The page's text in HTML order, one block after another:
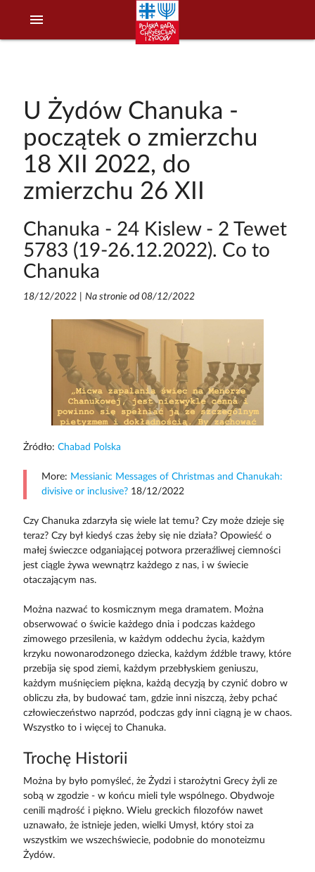
menu
U Żydów Chanuka -
początek o zmierzchu
18 XII 2022, do
zmierzchu 26 XII
Chanuka - 24 Kislew - 2 Tewet
5783 (19-26.12.2022). Co to
Chanuka
18/12/2022| Na stronie od 08/12/2022
Żródło: Chabad Polska
More: Messianic Messages of Christmas and Chanukah:
divisive or inclusive?18/12/2022
Czy Chanuka zdarzyła się wiele lat temu? Czy może dzieje się
teraz? Czy był kiedyś czas żeby się nie działa? Opowieść o
małej świeczce odganiającej potwora przeraźliwej ciemności
jest ciągle żywa wewnątrz każdego z nas, i w świecie
otaczającym nas.
Można nazwać to kosmicznym mega dramatem. Można
obserwować o świcie każdego dnia i podczas każdego
zimowego przesilenia, w każdym oddechu życia, każdym
krzyku nowonarodzonego dziecka, każdym źdźble trawy, które
przebija się spod ziemi, każdym przebłyskiem geniuszu,
każdym muśnięciem piękna, każdą decyzją by czynić dobro w
obliczu zła, by budować tam, gdzie inni niszczą, żeby pchać
człowieczeństwo naprzód, podczas gdy inni ciągną je w chaos.
Wszystko to i więcej to Chanuka.
Trochę Historii
Można by było pomyśleć, że Żydzi i starożytni Grecy żyli ze
sobą w zgodzie - w końcu mieli tyle wspólnego. Obydwoje
cenili mądrość i piękno. Wielu greckich filozofów nawet
uznawało, że istnieje jeden, wielki Umysł, który stoi za
wszystkim we wszechświecie, podobnie do monoteizmu
Żydów.